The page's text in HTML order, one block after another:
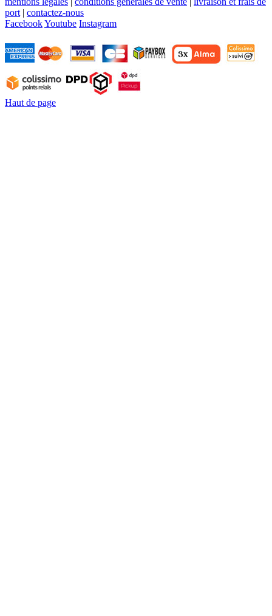
port | contactez-nous
FacebookYoutube Instagram
Haut de page